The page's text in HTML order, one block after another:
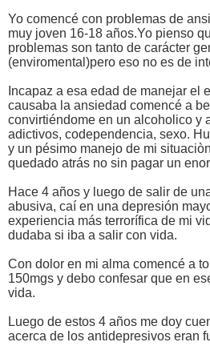
Yo comencé con problemas de
muy joven 16-18 años.Yo pienso
problemas son tanto de carácter
(enviromental)pero eso no es de
Incapaz a esa edad de manejar el
causaba la ansiedad comencé a
convirtiéndome en un alcoholico y
adictivos, codependencia, sexo.
y un pésimo manejo de mi
quedado atrás no sin pagar un
Hace 4 años y luego de salir de
abusiva, caí en una depresión
experiencia más terrorífica de mi
dudaba si iba a salir con vida.
Con dolor en mi alma comencé a
150mgs y debo confesar que en
vida.
Luego de estos 4 años me doy
acerca de los antidepresivos eran